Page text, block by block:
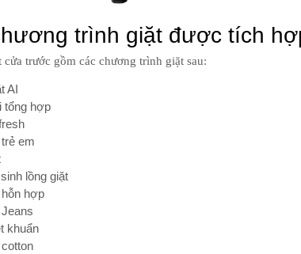
trình giặt được tích
cửa trước gồm các chương trình giặt sau:
AI
tổng hợp
em
lồng giặt
hợp
khuẩn